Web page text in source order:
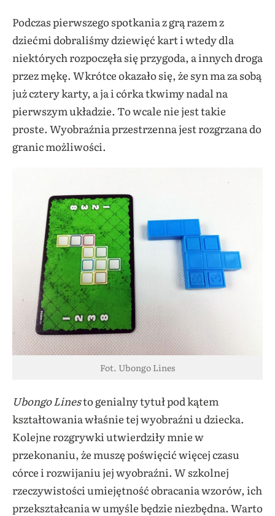
Podczas pierwszego spotkania z grą razem z
dziećmi dobraliśmy dziewięć kart i wtedy dla
niektórych rozpoczęła się przygoda, a innych droga
przez mękę. Wkrótce okazało się, że syn ma za sobą
już cztery karty, a ja i córka tkwimy nadal na
pierwszym układzie. To wcale nie jest takie
proste. Wyobraźnia przestrzenna jest rozgrzana do
granic możliwości.
Fot. Ubongo Lines
Ubongo Linesto genialny tytuł pod kątem
kształtowania właśnie tej wyobraźni u dziecka.
Kolejne rozgrywki utwierdziły mnie w
przekonaniu, że muszę poświęcić więcej czasu
córce i rozwijaniu jej wyobraźni. W szkolnej
rzeczywistości umiejętność obracania wzorów, ich
przekształcania w umyśle będzie niezbędna. Warto